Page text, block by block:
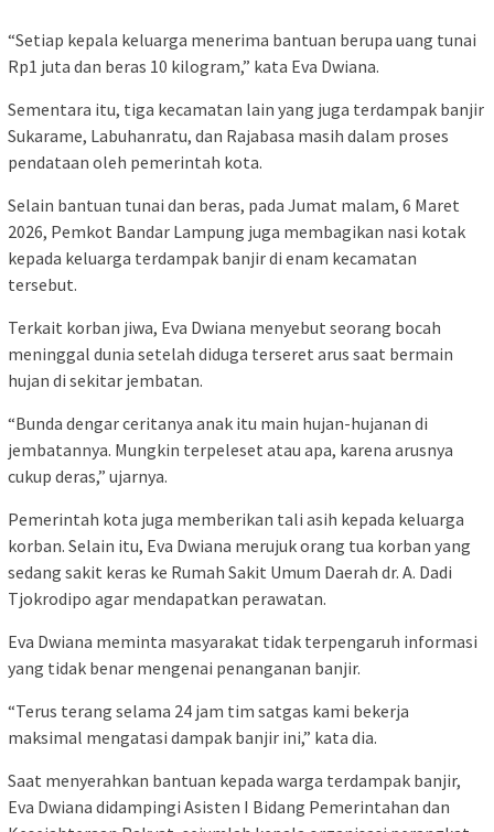
“Setiap kepala keluarga menerima bantuan berupa uang tunai
Rp1 juta dan beras 10 kilogram,” kata Eva Dwiana.
Sementara itu, tiga kecamatan lain yang juga terdampak banjir
Sukarame, Labuhanratu, dan Rajabasa masih dalam proses
pendataan oleh pemerintah kota.
Selain bantuan tunai dan beras, pada Jumat malam, 6 Maret
2026, Pemkot Bandar Lampung juga membagikan nasi kotak
kepada keluarga terdampak banjir di enam kecamatan
tersebut.
Terkait korban jiwa, Eva Dwiana menyebut seorang bocah
meninggal dunia setelah diduga terseret arus saat bermain
hujan di sekitar jembatan.
“Bunda dengar ceritanya anak itu main hujan-hujanan di
jembatannya. Mungkin terpeleset atau apa, karena arusnya
cukup deras,” ujarnya.
Pemerintah kota juga memberikan tali asih kepada keluarga
korban. Selain itu, Eva Dwiana merujuk orang tua korban yang
sedang sakit keras ke Rumah Sakit Umum Daerah dr. A. Dadi
Tjokrodipo agar mendapatkan perawatan.
Eva Dwiana meminta masyarakat tidak terpengaruh informasi
yang tidak benar mengenai penanganan banjir.
“Terus terang selama 24 jam tim satgas kami bekerja
maksimal mengatasi dampak banjir ini,” kata dia.
Saat menyerahkan bantuan kepada warga terdampak banjir,
Eva Dwiana didampingi Asisten I Bidang Pemerintahan dan